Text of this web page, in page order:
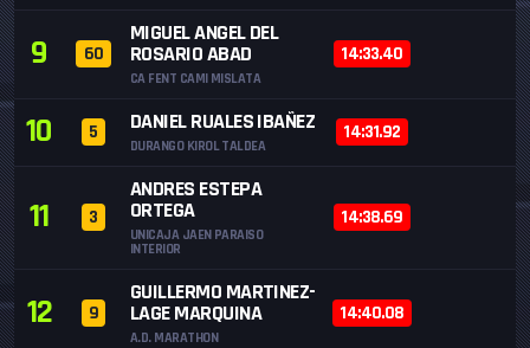
9 60
MIGUEL ANGEL DEL
ROSARIO ABAD
CA FENT CAMI MISLATA
14:33.40
10 5 DANIEL RUALES IBAÑEZ
DURANGO KIROL TALDEA
14:31.92
11 3
ANDRES ESTEPA
ORTEGA
UNICAJA JAEN PARAISO
INTERIOR
14:38.69
12 9
GUILLERMO MARTINEZ-
LAGE MARQUINA
A.D. MARATHON
14:40.08